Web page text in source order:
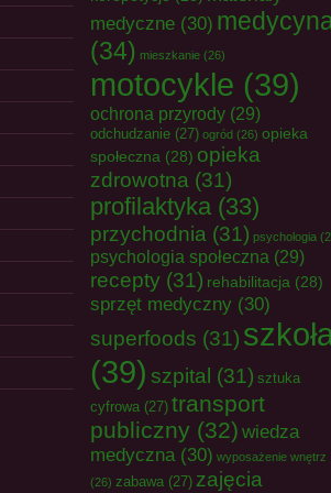
medyczne (30)
(34) mieszkanie (26)
motocykle (39)
ochrona przyrody (29)
odchudzanie (27) ogród (26) opieka
społeczna (28) opieka
zdrowotna (31)
profilaktyka (33)
przychodnia (31) psychologia
psychologia społeczna (29)
recepty (31) rehabilitacja (28)
sprzęt medyczny (30)
superfoods (31)
(39) szpital (31) sztuka
cyfrowa (27) transport
publiczny (32) wiedza
medyczna(30) wyposażenie wnętrz
(26) zabawa (27) zajęcia